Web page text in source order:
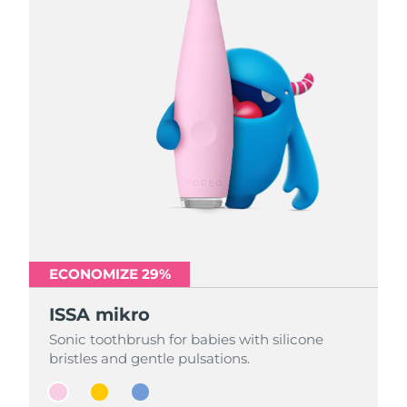
ECONOMIZE 29%
ISSA mikro
Sonic toothbrush for babies with silicone
bristles and gentle pulsations.
ECONOMIZE 29%
ISSA mikro
Sonic toothbrush for babies with silicone
bristles and gentle pulsations.
ECONOMIZE 29%
ISSA mikro
Sonic toothbrush for babies with silicone
bristles and gentle pulsations.